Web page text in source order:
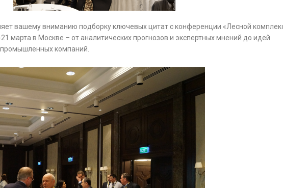
вашему вниманию подборку ключевых цитат с конференции «Лесной
марта в Москве – от аналитических прогнозов и экспертных мнений до идей
компаний.